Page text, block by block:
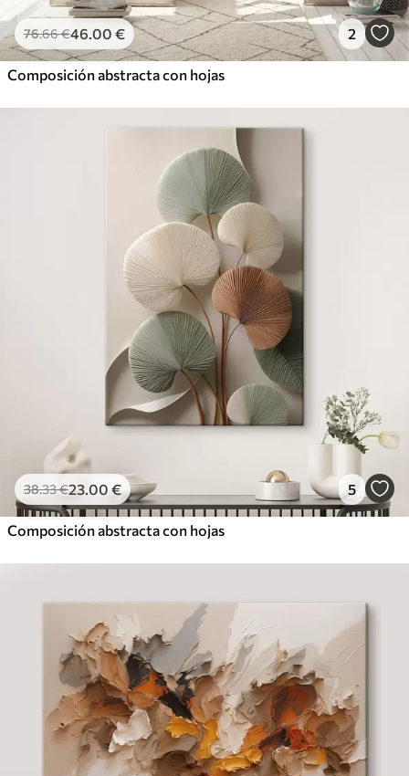
76.66€46.00 € 2
Composición abstracta con hojas
38.33€23.00 € 5
Composición abstracta con hojas